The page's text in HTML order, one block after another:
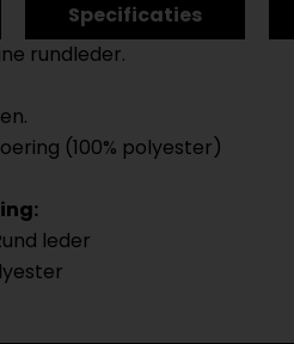
Specificaties
rundleder.
(100% polyester)
leder